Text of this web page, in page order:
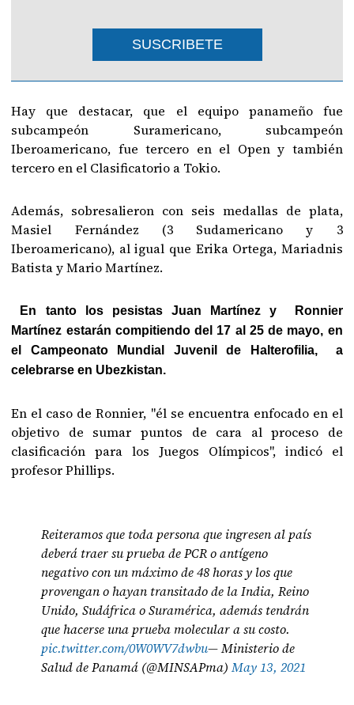
SUSCRIBETE
Hay que destacar, que el equipo panameño fue
subcampeón Suramericano, subcampeón
Iberoamericano, fue tercero en el Open y también
tercero en el Clasificatorio a Tokio.
Además, sobresalieron con seis medallas de plata,
Masiel Fernández (3 Sudamericano y 3
Iberoamericano), al igual que Erika Ortega, Mariadnis
Batista y Mario Martínez.
En tanto los pesistas Juan Martínez y Ronnier
Martínez estarán compitiendo del 17 al 25 de mayo, en
el Campeonato Mundial Juvenil de Halterofilia, a
celebrarse en Ubezkistan.
En el caso de Ronnier, "él se encuentra enfocado en el
objetivo de sumar puntos de cara al proceso de
clasificación para los Juegos Olímpicos", indicó el
profesor Phillips.
Reiteramos que toda persona que ingresen al país
deberá traer su prueba de PCR o antígeno
negativo con un máximo de 48 horas y los que
provengan o hayan transitado de la India, Reino
Unido, Sudáfrica o Suramérica, además tendrán
que hacerse una prueba molecular a su costo.
pic.twitter.com/0W0WV7dwbu— Ministerio de
Salud de Panamá (@MINSAPma)May 13, 2021